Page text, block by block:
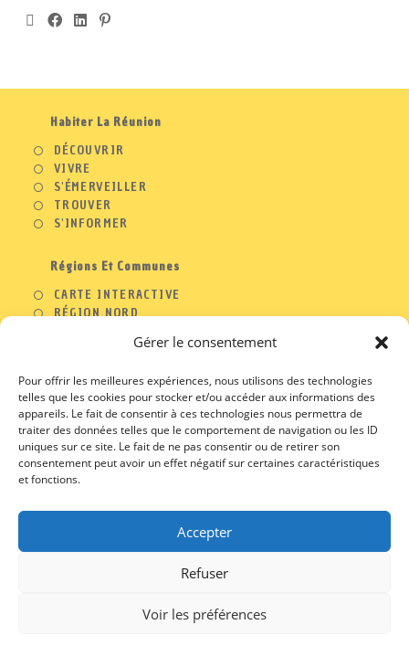
Gérer le consentement
Pour offrir les meilleures expériences, nous utilisons des technologies
telles que les cookies pour stocker et/ou accéder aux informations des
appareils. Le fait de consentir à ces technologies nous permettra de
traiter des données telles que le comportement de navigation ou les ID
uniques sur ce site. Le fait de ne pas consentir ou de retirer son
consentement peut avoir un effet négatif sur certaines caractéristiques
et fonctions.
Accepter
Refuser
Voir les préférences
Habiter La Réunion
DÉCOUVRIR
VIVRE
S'ÉMERVEILLER
TROUVER
S'INFORMER
Régions Et Communes
CARTE INTERACTIVE
RÉGION NORD
A PROPOS
CONTACT
PROFESSIONNELS